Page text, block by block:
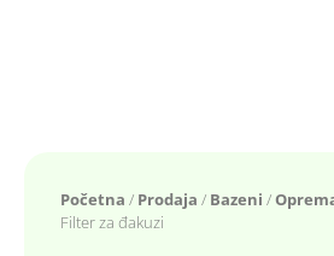
Početna / Prodaja / Bazeni /
Filter za đakuzi